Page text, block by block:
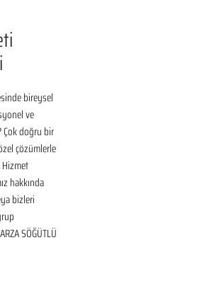
bireysel
ve
Çok doğru bir
çözümlerle
Hizmet
hakkında
bizleri
SÖĞÜTLÜ